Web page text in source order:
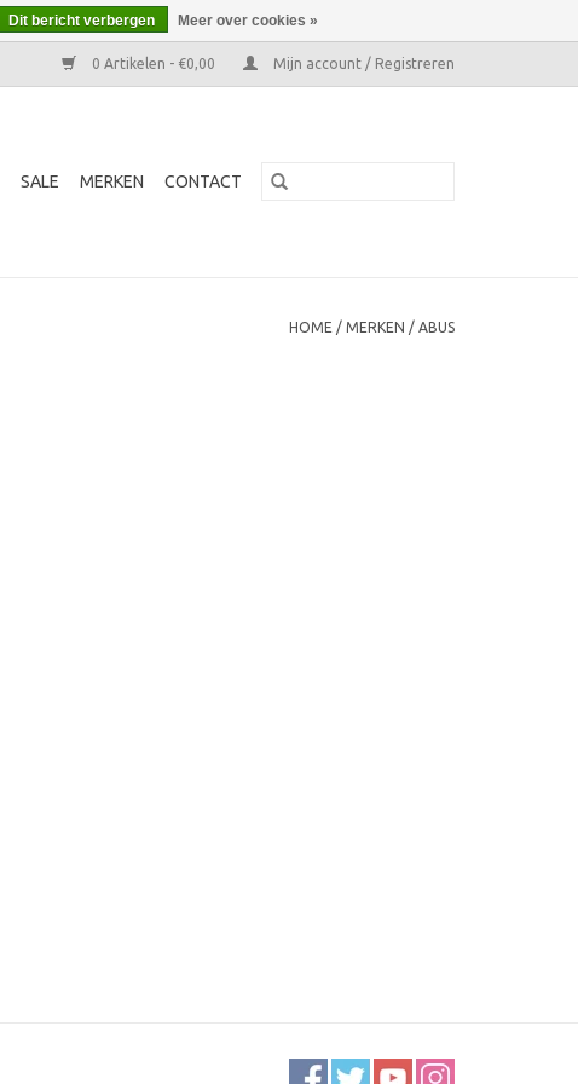
0 Artikelen - €0,00 Mijn account / Registreren
SALE MERKEN CONTACT
HOME / MERKEN / ABUS
Dit bericht verbergen Meer over cookies »